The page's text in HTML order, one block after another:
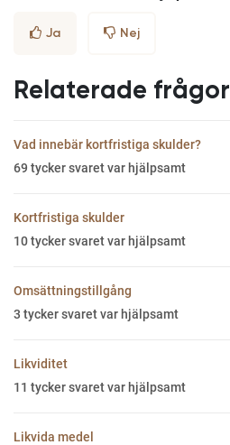
Ja Nej
Relaterade frågor
Vad innebär kortfristiga skulder?
69 tycker svaret var hjälpsamt
Kortfristiga skulder
10tycker svaret var hjälpsamt
Omsättningstillgång
3 tycker svaret var hjälpsamt
Likviditet
11 tycker svaret var hjälpsamt
Likvida medel